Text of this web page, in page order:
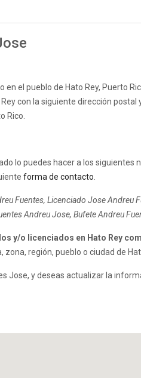
el pueblo de Hato Rey, Puerto
con la siguiente dirección postal
Rico.
lo puedes hacer a los siguientes
forma de contacto
Fuentes, Licenciado Jose Andreu
Andreu Jose, Bufete Andreu
y/o licenciados en Hato Rey
región, pueblo o ciudad de
Jose, y deseas actualizar la